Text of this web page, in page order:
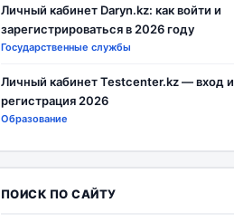
Личный кабинет Daryn.kz: как войти и
зарегистрироваться в 2026 году
Государственные службы
Личный кабинет Testcenter.kz — вход и
регистрация 2026
Образование
ПОИСК ПО САЙТУ